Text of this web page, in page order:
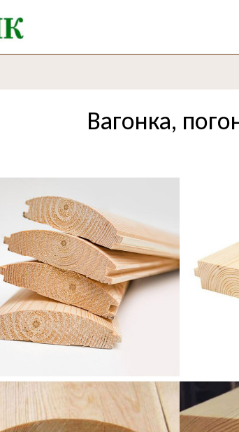
Вагонка,